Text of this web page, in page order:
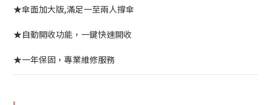
★傘面加大版,滿足一至兩人撐傘
★自動開收功能，一鍵快速開收
★一年保固，專業維修服務